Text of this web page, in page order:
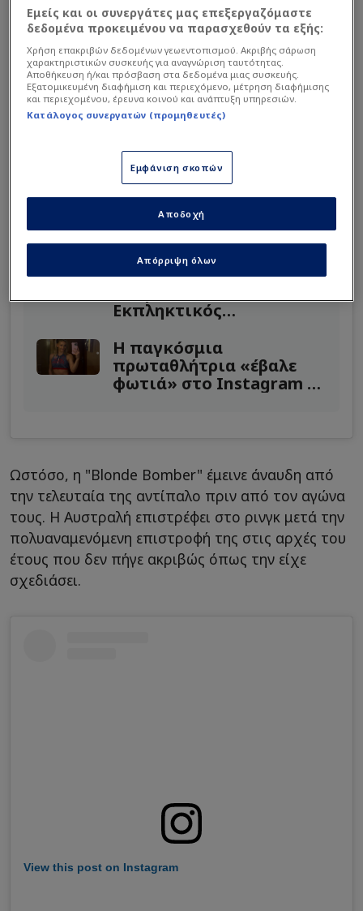
A post shared by VIP Boxing Promotions (@vipboxing)
Διαβάστε επίσης...
Παίκτρια του μπάσκετ
Εκπληκτικός
Ιαπωνία
Η παγκόσμια
πρωταθλήτρια «έβαλε
φωτιά» στο Instagram με
Ωστόσο, η "Blonde Bomber" έμεινε άναυδη από
την τελευταία της αντίπαλο πριν από τον αγώνα
τους. Η Αυστραλή επιστρέφει στο ρινγκ μετά την
πολυαναμενόμενη επιστροφή της στις αρχές του
έτους που δεν πήγε ακριβώς όπως την είχε
σχεδιάσει.
View this post on Instagram
Εμείς και οι συνεργάτες μας επεξεργαζόμαστε
δεδομένα προκειμένου να παρασχεθούν τα εξής:
Χρήση επακριβών δεδομένων γεωεντοπισμού. Ακριβής σάρωση
χαρακτηριστικών συσκευής για αναγνώριση ταυτότητας.
Αποθήκευση ή/και πρόσβαση στα δεδομένα μιας συσκευής.
Εξατομικευμένη διαφήμιση και περιεχόμενο, μέτρηση διαφήμισης
και περιεχομένου, έρευνα κοινού και ανάπτυξη υπηρεσιών.
Κατάλογος συνεργατών (προμηθευτές)
Εμφάνιση σκοπών
Απόρριψη όλων
Αποδοχή